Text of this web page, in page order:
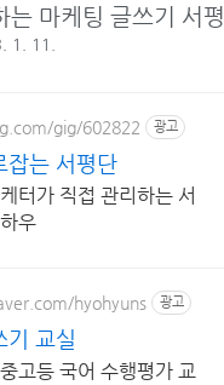
는 마케팅 글쓰기 서평
1. 11.
gig/602822 광고
잡는 서평단
터가 직접 관리하는 서
우
hyohyuns 광고
기 교실
고등 국어 수행평가 교